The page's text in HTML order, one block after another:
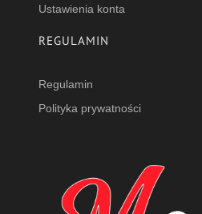
Ustawienia konta
REGULAMIN
Regulamin
Polityka prywatności